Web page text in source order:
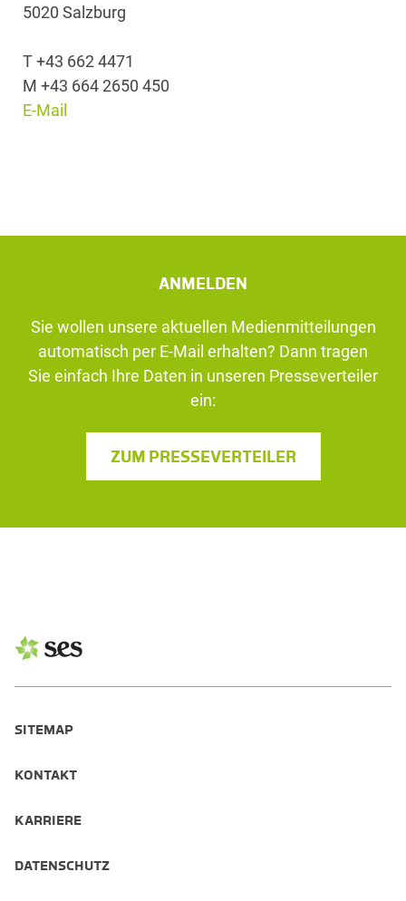
5020 Salzburg
T +43 662 4471
M +43 664 2650 450
E-Mail
ANMELDEN
Sie wollen unsere aktuellen Medienmitteilungen
automatisch per E-Mail erhalten? Dann tragen
Sie einfach Ihre Daten in unseren Presseverteiler
ein:
ZUM PRESSEVERTEILER
SITEMAP
KONTAKT
KARRIERE
DATENSCHUTZ